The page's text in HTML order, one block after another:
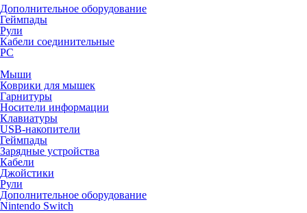
Дополнительное оборудование
Геймпады
Рули
Кабели соединительные
PC
Мыши
Коврики для мышек
Гарнитуры
Носители информации
Клавиатуры
USB-накопители
Геймпады
Зарядные устройства
Кабели
Джойстики
Рули
Дополнительное оборудование
Nintendo Switch